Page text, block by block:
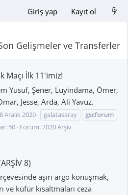
Giriş yap Kayıt ol
Gelişmeler ve Transferler
Maçı İlk 11'imiz!
Yusuf, Şener, Luyindama, Ömer,
Jesse, Arda, Ali Yavuz.
Aralık 2020 galatasaray
gscforum
50 Forum:2020 Arşiv
8)
aşırı argo konuşmak,
ve küfür kısaltmaları ceza